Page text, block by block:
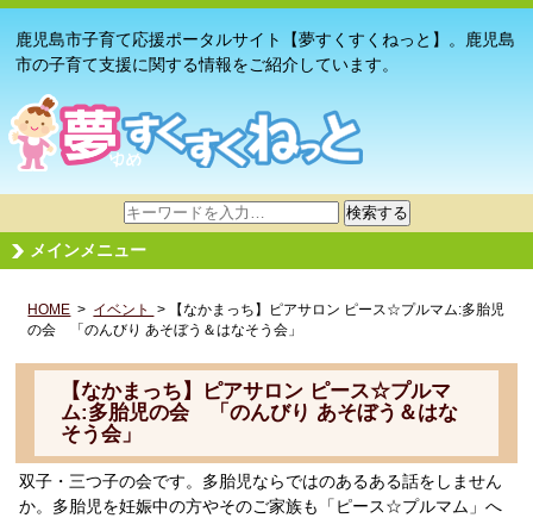
鹿児島市子育て応援ポータルサイト【夢すくすくねっと】。鹿児島
市の子育て支援に関する情報をご紹介しています。
サ
イ
ト
検
索
検索する
メインメニュー
HOME > イベント
> 【なかまっち】ピアサロン ピース☆プルマム:多胎児
の会 「のんびり あそぼう＆はなそう会」
【なかまっち】ピアサロン ピース☆プルマ
ム:多胎児の会 「のんびり あそぼう＆はな
そう会」
双子・三つ子の会です。多胎児ならではのあるある話をしません
か。多胎児を妊娠中の方やそのご家族も「ピース☆プルマム」へ